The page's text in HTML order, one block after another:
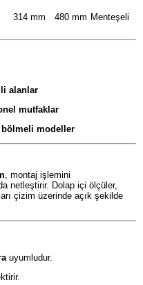
314 mm 480 mm Menteşeli
alanlar
mutfaklar
modeller
, montaj işlemini
netleştirir. Dolap içi ölçüler,
çizim üzerinde açık şekilde
uyumludur.